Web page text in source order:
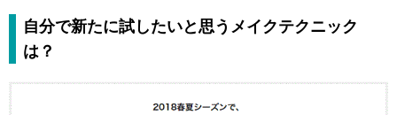
自分で新たに試したいと思うメイクテクニック
は？